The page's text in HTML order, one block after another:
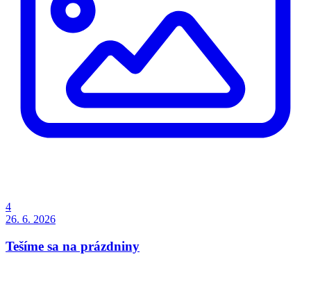
4
26. 6. 2026
Tešíme sa na prázdniny